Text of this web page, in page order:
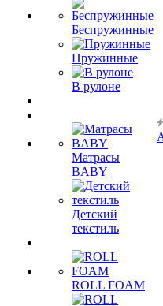
Беспружинные
Пружинные
В рулоне
Матрасы
BABY
Детский
текстиль
ROLL FOAM